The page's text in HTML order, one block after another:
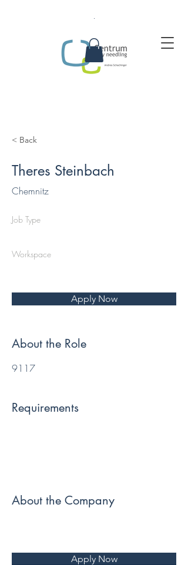
.
< Back
Theres Steinbach
Chemnitz
Job Type
Workspace
Apply Now
About the Role
9117
Requirements
About the Company
Apply Now